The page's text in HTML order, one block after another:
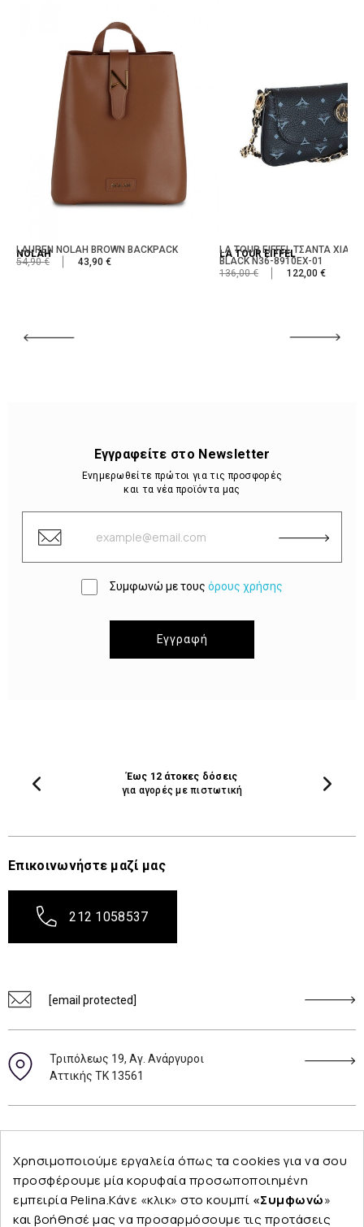
NOLAH
LAUREN NOLAH BROWN BACKPACK
54,90 €
43,90 €
LA TOUR EIFFEL
LA TOUR EIFFEL ΤΣΑΝΤΑ ΧΙΑΣΤΙ
BLACK N36-8910EX-01
136,00 €
122,00 €
Εγγραφείτε στο Newsletter
Ενημερωθείτε πρώτοι για τις προσφορές
και τα νέα προϊόντα μας
Συμφωνώ με τους όρους χρήσης
Εγγραφή
Έως 12 άτοκες δόσεις
για αγορές με πιστωτική
Επικοινωνήστε μαζί μας
212 1058537
[email protected]
Τριπόλεως 19, Αγ. Ανάργυροι
Αττικής ΤΚ 13561
Εταιρεία
Χρησιμοποιούμε εργαλεία όπως τα cookies για να σου
προσφέρουμε μία κορυφαία προσωποποιημένη
εμπειρία Pelina.Κάνε «κλικ» στο κουμπί «Συμφωνώ»
και βοήθησέ μας να προσαρμόσουμε τις προτάσεις